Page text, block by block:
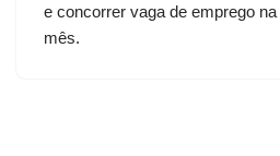
e concorrer vaga de emprego
mês.